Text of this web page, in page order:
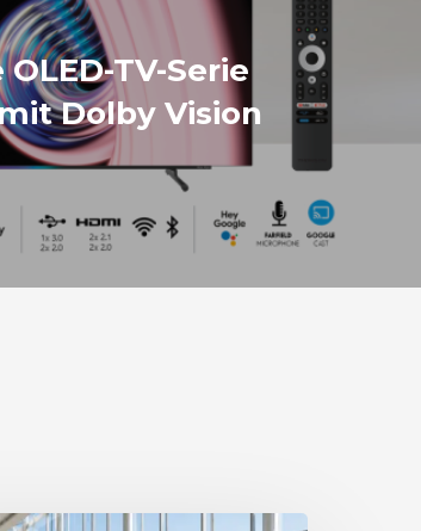
TV-Serie
Dolby Vision